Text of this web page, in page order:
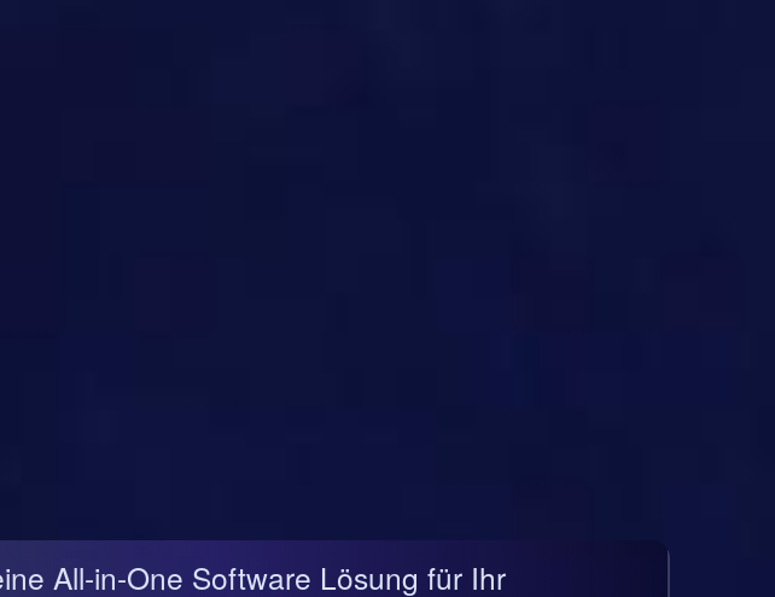
All-in-One Software Lösung für Ihr